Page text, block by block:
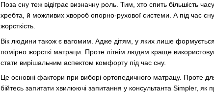
Поза сну теж відіграє визначну роль. Тим, хто спить більшість
хребта, й можливих хвороб опорно-рухової системи. А під час
жорсткість.
Вік людини також є вагомим. Адже дітям, у яких лише
помірно жорсткі матраци. Проте літнім людям краще
стати вирішальним аспектом комфорту під час сну.
Це основні фактори при виборі ортопедичного матрацу. Проте
бійтесь запитати хвилюючі запитання у консультанта Simpler, як